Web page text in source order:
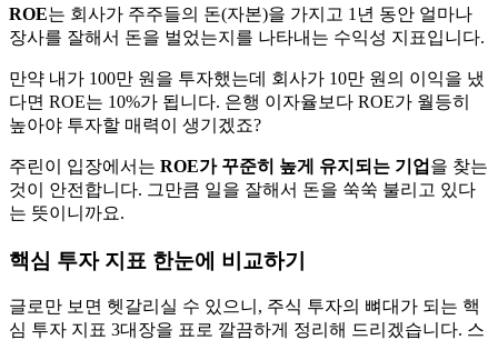
ROE는 회사가 주주들의 돈(자본)을 가지고 1년 동안 얼마나
장사를 잘해서 돈을 벌었는지를 나타내는 수익성 지표입니다.
만약 내가 100만 원을 투자했는데 회사가 10만 원의 이익을 냈
다면 ROE는 10%가 됩니다. 은행 이자율보다 ROE가 월등히
높아야 투자할 매력이 생기겠죠?
주린이 입장에서는 ROE가 꾸준히 높게 유지되는 기업 을 찾는
것이 안전합니다. 그만큼 일을 잘해서 돈을 쑥쑥 불리고 있다
는 뜻이니까요.
핵심 투자 지표 한눈에 비교하기
글로만 보면 헷갈리실 수 있으니, 주식 투자의 뼈대가 되는 핵
심 투자 지표 3대장을 표로 깔끔하게 정리해 드리겠습니다. 스